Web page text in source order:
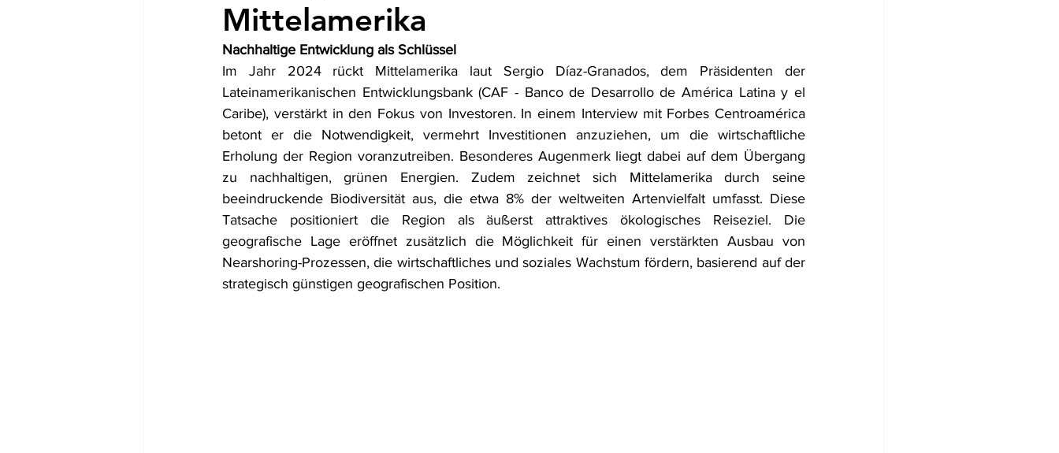
Mittelamerika
Nachhaltige Entwicklung als Schlüssel
Im Jahr 2024 rückt Mittelamerika laut Sergio Díaz-Granados, dem Präsidenten der
Lateinamerikanischen Entwicklungsbank (CAF - Banco de Desarrollo de América Latina y el
Caribe), verstärkt in den Fokus von Investoren. In einem Interview mit Forbes Centroamérica
betont er die Notwendigkeit, vermehrt Investitionen anzuziehen, um die wirtschaftliche
Erholung der Region voranzutreiben. Besonderes Augenmerk liegt dabei auf dem Übergang
zu nachhaltigen, grünen Energien. Zudem zeichnet sich Mittelamerika durch seine
beeindruckende Biodiversität aus, die etwa 8% der weltweiten Artenvielfalt umfasst. Diese
Tatsache positioniert die Region als äußerst attraktives ökologisches Reiseziel. Die
geografische Lage eröffnet zusätzlich die Möglichkeit für einen verstärkten Ausbau von
Nearshoring-Prozessen, die wirtschaftliches und soziales Wachstum fördern, basierend auf der
strategisch günstigen geografischen Position.